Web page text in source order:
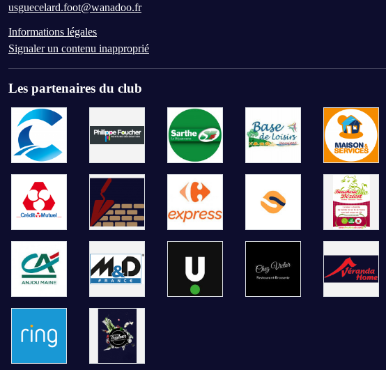
usguecelard.foot@wanadoo.fr
Informations légales
Signaler un contenu inapproprié
Les partenaires du club